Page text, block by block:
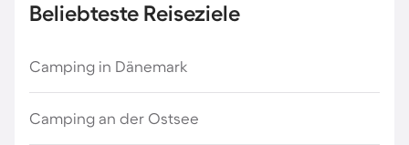
Beliebteste Reiseziele
Camping in Dänemark
Camping an der Ostsee